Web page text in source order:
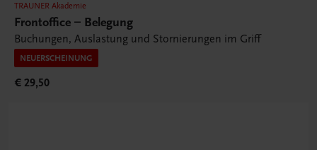
TRAUNER Akademie
Frontoffice – Belegung
Buchungen, Auslastung und Stornierungen im Griff
NEUERSCHEINUNG
€ 29,50